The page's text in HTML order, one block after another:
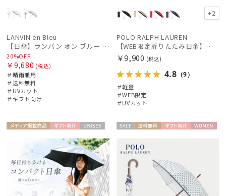
LANVIN en Bleu
【日傘】ランバン オン ブルー (LANVIN en Bleu) ラッフルフリル ショート折りたたみ傘 楽折り
20%OFF
￥9,680 (税込)
＃晴雨兼用
＃送料無料
＃UVカット
＃ギフト向け
+2
POLO RALPH LAUREN
【WEB限定折りたたみ日傘】ポロ ラルフ ローレン(POLO RALPH LAUREN)ワンポイントポロ刺繍×サコッシュ 遮光100% UV100%
￥9,900 (税込)
4.8 （9）
＃軽量
＃WEB限定
＃UVカット
向け
X
料